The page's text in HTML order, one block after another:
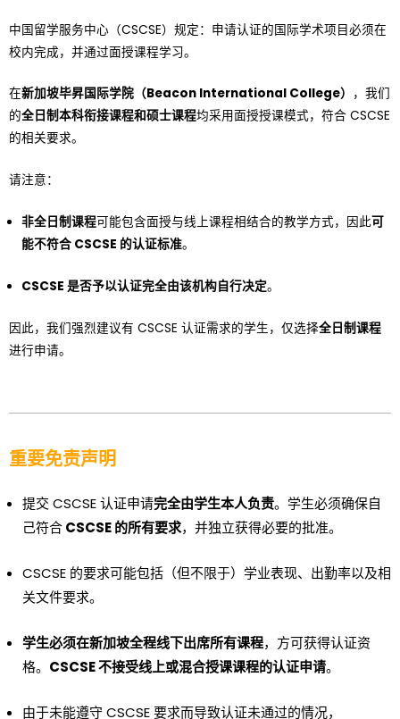
中国留学服务中心（CSCSE）规定：申请认证的国际学术项目必须在
校内完成，并通过面授课程学习。
在新加坡毕昇国际学院（Beacon International College） ，我们
的全日制本科衔接课程和硕士课程均采用面授授课模式，符合 CSCSE
的相关要求。
请注意：
非全日制课程可能包含面授与线上课程相结合的教学方式，因此可
能不符合 CSCSE 的认证标准。
CSCSE 是否予以认证完全由该机构自行决定。
因此，我们强烈建议有 CSCSE 认证需求的学生，仅选择全日制课程
进行申请。
重要免责声明
提交 CSCSE 认证申请完全由学生本人负责。学生必须确保自
己符合CSCSE 的所有要求，并独立获得必要的批准。
CSCSE 的要求可能包括（但不限于）学业表现、出勤率以及相
关文件要求。
学生必须在新加坡全程线下出席所有课程，方可获得认证资
格。 CSCSE 不接受线上或混合授课课程的认证申请。
由于未能遵守 CSCSE 要求而导致认证未通过的情况，